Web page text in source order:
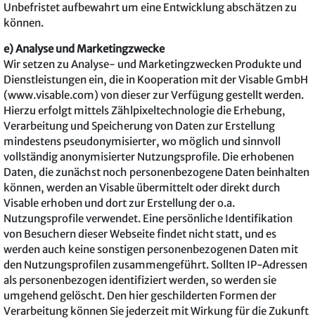
Unbefristet aufbewahrt um eine Entwicklung abschätzen zu
können.
e) Analyse und Marketingzwecke
Wir setzen zu Analyse- und Marketingzwecken Produkte und
Dienstleistungen ein, die in Kooperation mit der Visable GmbH
(www.visable.com) von dieser zur Verfügung gestellt werden.
Hierzu erfolgt mittels Zählpixeltechnologie die Erhebung,
Verarbeitung und Speicherung von Daten zur Erstellung
mindestens pseudonymisierter, wo möglich und sinnvoll
vollständig anonymisierter Nutzungsprofile. Die erhobenen
Daten, die zunächst noch personenbezogene Daten beinhalten
können, werden an Visable übermittelt oder direkt durch
Visable erhoben und dort zur Erstellung der o.a.
Nutzungsprofile verwendet. Eine persönliche Identifikation
von Besuchern dieser Webseite findet nicht statt, und es
werden auch keine sonstigen personenbezogenen Daten mit
den Nutzungsprofilen zusammengeführt. Sollten IP-Adressen
als personenbezogen identifiziert werden, so werden sie
umgehend gelöscht. Den hier geschilderten Formen der
Verarbeitung können Sie jederzeit mit Wirkung für die Zukunft